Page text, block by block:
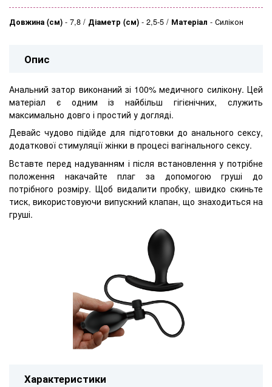
Довжина (см) - 7,8 Діаметр (см) - 2,5-5 Матеріал - Силікон
Опис
Анальний затор виконаний зі 100% медичного силікону. Цей
матеріал є одним із найбільш гігієнічних, служить
максимально довго і простий у догляді.
Девайс чудово підійде для підготовки до анального сексу,
додаткової стимуляції жінки в процесі вагінального сексу.
Вставте перед надуванням і після встановлення у потрібне
положення накачайте плаг за допомогою груші до
потрібного розміру. Щоб видалити пробку, швидко скиньте
тиск, використовуючи випускний клапан, що знаходиться на
груші.
Характеристики